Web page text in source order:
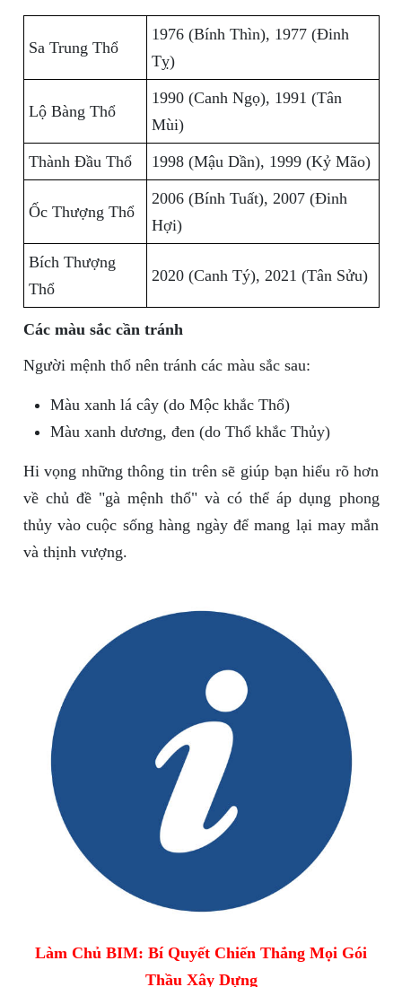
Sa Trung Thổ
1976 (Bính Thìn), 1977 (Đinh
Tỵ)
Lộ Bàng Thổ
1990 (Canh Ngọ), 1991 (Tân
Mùi)
Thành Đầu Thổ 1998 (Mậu Dần), 1999 (Kỷ Mão)
Ốc Thượng Thổ
2006 (Bính Tuất), 2007 (Đinh
Hợi)
Bích Thượng
Thổ
2020 (Canh Tý), 2021 (Tân Sửu)
Các màu sắc cần tránh
Người mệnh thổ nên tránh các màu sắc sau:
Màu xanh lá cây (do Mộc khắc Thổ)
Màu xanh dương, đen (do Thổ khắc Thủy)
Hi vọng những thông tin trên sẽ giúp bạn hiểu rõ hơn
về chủ đề "gà mệnh thổ" và có thể áp dụng phong
thủy vào cuộc sống hàng ngày để mang lại may mắn
và thịnh vượng.
Làm Chủ BIM: Bí Quyết Chiến Thắng Mọi Gói
Thầu Xây Dựng